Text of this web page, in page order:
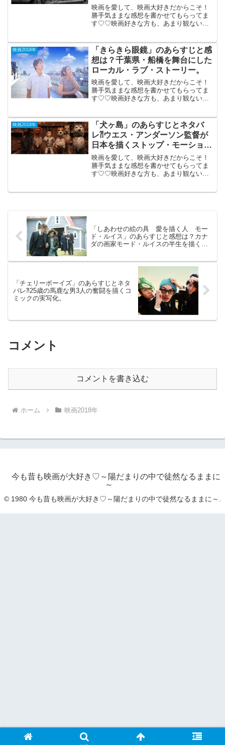
ンボー」。
映画を愛して、映画大好きだからこそ！
勝手気ままな感想を書かせてもらってま
す♡♡映画好きな方も、あまり観ない方
2018年1月12日公開（123分）中国で大人
気...
映画2018年
「きらきら眼鏡」のあらすじと感
想は？千葉県・船橋を舞台にした
ローカル・ラブ・ストーリー。
映画を愛して、映画大好きだからこそ！
勝手気ままな感想を書かせてもらってま
す♡♡映画好きな方も、あまり観ない方
橋を舞台にしたローカル・ラブ・ストー
リー。...
映画2018年
「犬ヶ島」のあらすじとネタバ
レ⁈ウエス・アンダーソン監督が
日本を描くストップ・モーショ
ン・アニメ。
映画を愛して、映画大好きだからこそ！
勝手気ままな感想を書かせてもらってま
す♡♡映画好きな方も、あまり観ない方
「しあわせの絵の具 愛を描く人 モー
ド・ルイス」のあらすじと感想は？カナ
ダの画家モード・ルイスの半生を描く人
「チェリーボーイズ」のあらすじとネタ
バレ⁈25歳の馬鹿な男3人の奮闘を描くコ
ミックの実写化。
コメント
コメントを書き込む
ホーム 映画2018年
今も昔も映画が大好き♡～陽だまりの中で徒然なるままに
～
© 1980 今も昔も映画が大好き♡～陽だまりの中で徒然なるままに～.